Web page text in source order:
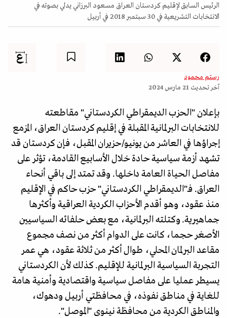
الرئيس السابق لإقليم كردستان العراق مسعود البرزاني يدلي بصوته في
الانتخابات التشريعية في 30 سبتمبر 2018 في أربيل
رستم محمود
آخر تحديث 21 مارس 2024
بإعلان "الحزب الديمقراطي الكردستاني" مقاطعته
للانتخابات البرلمانية المقبلة في إقليم كردستان العراق، المزمع
إجراؤها في العاشر من يونيو/حزيران المقبل، فإن كردستان قد
تشهد أزمة سياسية حادة خلال الأسابيع القادمة، تؤثر على
مفاصل الحياة العامة داخلها. وقد تمتد إلى باقي أنحاء
العراق. فـ"الديمقراطي الكردستاني" حزب حاكم في الإقليم
منذ عقود، وهو أقدم الأحزاب الكردية العراقية وأكثرها
جماهيرية. وكتلته البرلمانية، مع بعض حلفائه السياسيين
الأصغر حجما، كانت على الدوام أكثر من نصف مجموع
مقاعد البرلمان المحلي، طوال أكثر من ثلاثة عقود، هي عمر
التجربة السياسية البرلمانية للإقليم. كذلك لأن الكردستاني
يسيطر عمليا على مفاصل سياسية واقتصادية وأمنية هامة
للغاية في مناطق نفوذه، في محافظتي أربيل ودهوك،
والمناطق الكردية من محافظة نينوى "الموصل".